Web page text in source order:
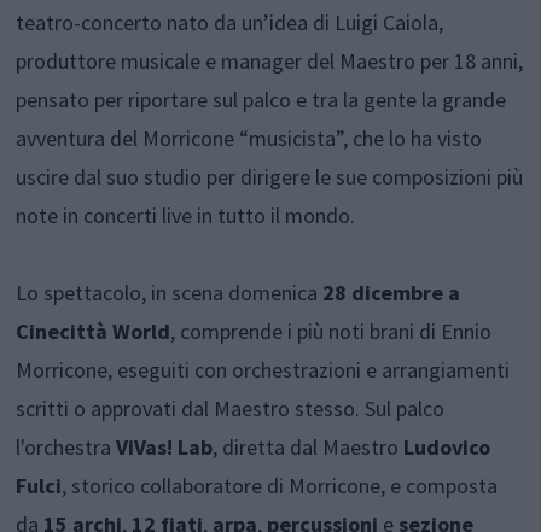
teatro-concerto nato da un’idea di Luigi Caiola,
produttore musicale e manager del Maestro per 18 anni,
pensato per riportare sul palco e tra la gente la grande
avventura del Morricone “musicista”, che lo ha visto
uscire dal suo studio per dirigere le sue composizioni più
note in concerti live in tutto il mondo.
Lo spettacolo, in scena domenica 28 dicembre a
Cinecittà World, comprende i più noti brani di Ennio
Morricone, eseguiti con orchestrazioni e arrangiamenti
scritti o approvati dal Maestro stesso. Sul palco
l'orchestraViVas! Lab, diretta dal Maestro Ludovico
Fulci, storico collaboratore di Morricone, e composta
da 15 archi, 12 fiati, arpa, percussioni e sezione